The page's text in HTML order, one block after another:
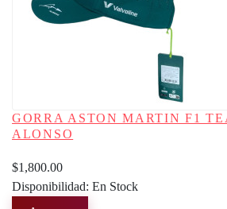
GORRA ASTON MARTIN F1
ALONSO
$1,800.00
Disponibilidad: En Stock